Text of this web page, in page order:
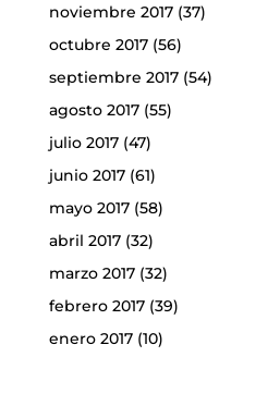
noviembre 2017(37)
octubre 2017(56)
septiembre 2017(54)
agosto 2017(55)
julio 2017(47)
junio 2017(61)
mayo 2017(58)
abril 2017(32)
marzo 2017(32)
febrero 2017(39)
enero 2017(10)